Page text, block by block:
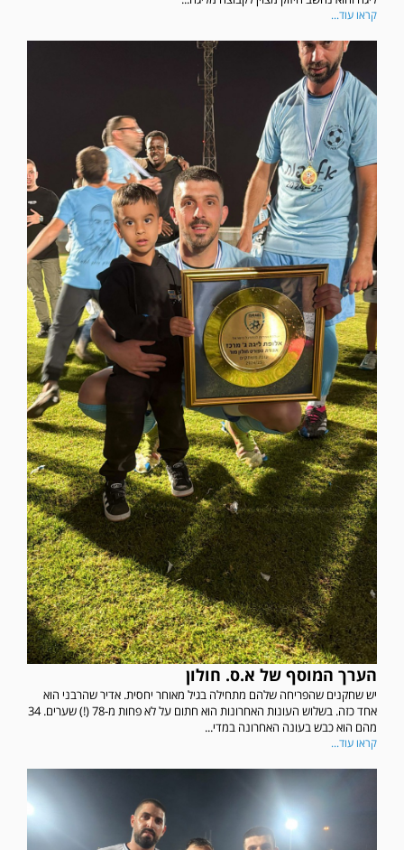
קראו עוד...
הערך המוסף של א.ס. חולון
יש שחקנים שהפריחה שלהם מתחילה בגיל מאוחר יחסית. אדיר שהרבני הוא
אחד כזה. בשלוש העונות האחרונות הוא חתום על לא פחות מ-78 (!) שערים. 34
מהם הוא כבש בעונה האחרונה במדי...
קראו עוד...